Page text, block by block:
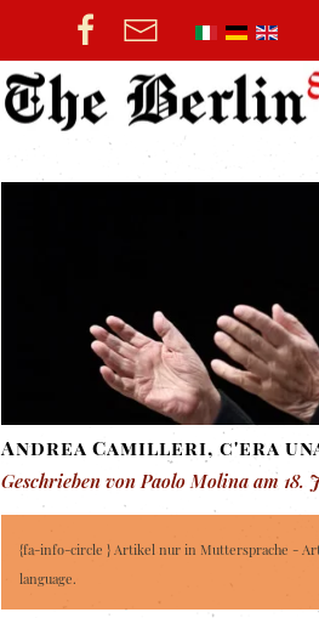
Andrea Camilleri, c'era
Geschrieben von Paolo Molina am 18.
{fa-info-circle } Artikel nur in Muttersprache -
language.